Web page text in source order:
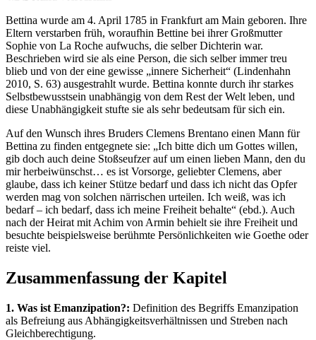
Bettina wurde am 4. April 1785 in Frankfurt am Main geboren. Ihre
Eltern verstarben früh, woraufhin Bettine bei ihrer Großmutter
Sophie von La Roche aufwuchs, die selber Dichterin war.
Beschrieben wird sie als eine Person, die sich selber immer treu
blieb und von der eine gewisse „innere Sicherheit“ (Lindenhahn
2010, S. 63) ausgestrahlt wurde. Bettina konnte durch ihr starkes
Selbstbewusstsein unabhängig von dem Rest der Welt leben, und
diese Unabhängigkeit stufte sie als sehr bedeutsam für sich ein.
Auf den Wunsch ihres Bruders Clemens Brentano einen Mann für
Bettina zu finden entgegnete sie: „Ich bitte dich um Gottes willen,
gib doch auch deine Stoßseufzer auf um einen lieben Mann, den du
mir herbeiwünschst… es ist Vorsorge, geliebter Clemens, aber
glaube, dass ich keiner Stütze bedarf und dass ich nicht das Opfer
werden mag von solchen närrischen urteilen. Ich weiß, was ich
bedarf – ich bedarf, dass ich meine Freiheit behalte“ (ebd.). Auch
nach der Heirat mit Achim von Armin behielt sie ihre Freiheit und
besuchte beispielsweise berühmte Persönlichkeiten wie Goethe oder
reiste viel.
Zusammenfassung der Kapitel
1. Was ist Emanzipation?: Definition des Begriffs Emanzipation
als Befreiung aus Abhängigkeitsverhältnissen und Streben nach
Gleichberechtigung.